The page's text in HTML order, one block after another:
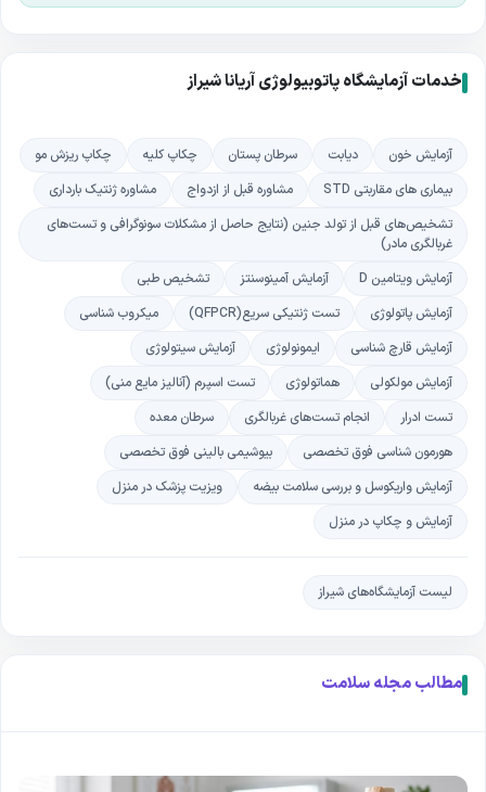
خدمات آزمایشگاه پاتوبیولوژی آریانا شیراز
آزمایش خون دیابت سرطان پستان چکاپ کلیه
چکاپ ریزش مو
بیماری های مقاربتی STD
مشاوره قبل از ازدواج
مشاوره ژنتیک بارداری
تشخیص‌های قبل از تولد جنین (نتایج حاصل از مشکلات سونوگرافی و تست‌های
غربالگری مادر)
آزمایش ویتامین D
آزمایش آمینوسنتز
تشخیص طبی
آزمایش پاتولوژی
تست ژنتیکی سریع(QFPCR)
میکروب شناسی
آزمایش قارچ شناسی
ایمونولوژی
آزمایش سیتولوژی
آزمایش مولکولی
هماتولوژی
تست اسپرم (آنالیز مایع منی)
تست ادرار
انجام تست‌های غربالگری
سرطان معده
هورمون شناسی فوق تخصصی
بیوشیمی بالینی فوق تخصصی
آزمایش واریکوسل و بررسی سلامت بیضه
ویزیت پزشک در منزل
آزمایش و چکاپ در منزل
لیست آزمایشگاه‌های شیراز
مطالب مجله سلامت